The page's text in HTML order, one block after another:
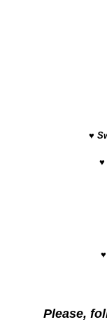
♥
♥
♥
Please,